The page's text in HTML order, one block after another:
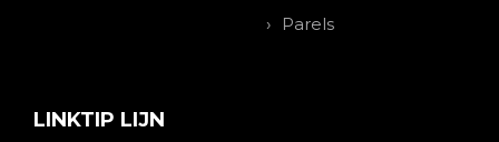
Parels
LINKTIP LIJN